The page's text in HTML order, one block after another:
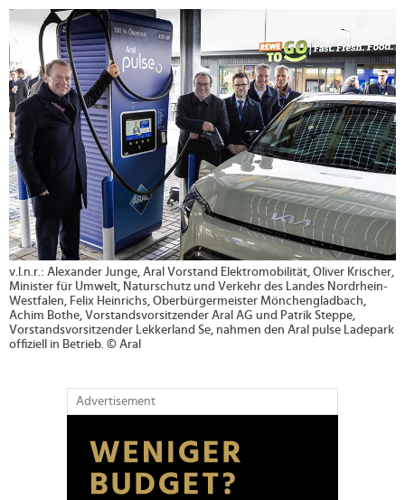
v.l.n.r.: Alexander Junge, Aral Vorstand Elektromobilität, Oliver Krischer,
Minister für Umwelt, Naturschutz und Verkehr des Landes Nordrhein-
Westfalen, Felix Heinrichs, Oberbürgermeister Mönchengladbach,
Achim Bothe, Vorstandsvorsitzender Aral AG und Patrik Steppe,
Vorstandsvorsitzender Lekkerland Se, nahmen den Aral pulse Ladepark
offiziell in Betrieb. © Aral
Advertisement